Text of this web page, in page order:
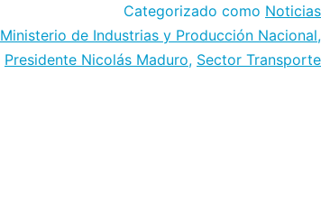
Categorizado como Noticias
Ministerio de Industrias y Producción Nacional,
Presidente Nicolás Maduro, Sector Transporte